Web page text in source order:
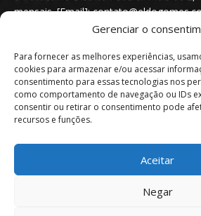
Gerenciar o
Para fornecer as melhores experiências,
cookies para armazenar e/ou acessar
consentimento para essas tecnologias nos
como comportamento de navegação ou IDs
consentir ou retirar o consentimento pode
recursos e funções.
Aceitar
Negar
mensais. [Email]:
Portal EldoGomes.com.br | Entre os Blogs